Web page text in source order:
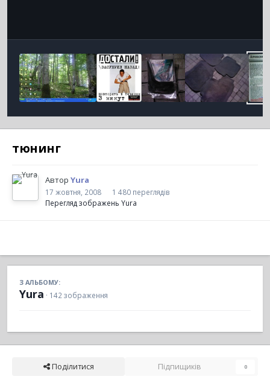
тюнинг
Автор Yura
17 жовтня, 2008
1 480 переглядів
Перегляд зображень Yura
З АЛЬБОМУ:
Yura · 142 зображення
Поділитися Підпищиків 0